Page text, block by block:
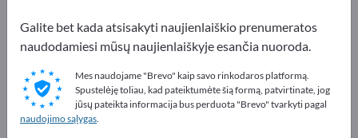
Reklamuokitės nemokamai
Exportpages!
Poreikiai – Pasiūlymai – Naudotos prekės – Verslo
kontaktai >> pradėkite čia
Galite bet kada atsisakyti naujienlaiškio prenumeratos
naudodamiesi mūsų naujienlaiškyje esančia nuoroda.
Mes naudojame "Brevo" kaip savo rinkodaros platformą.
Spustelėję toliau, kad pateiktumėte šią formą, patvirtinate, jog
jūsų pateikta informacija bus perduota "Brevo" tvarkyti pagal
naudojimo sąlygas.